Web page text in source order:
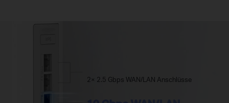
2× 2.5 Gbps WAN/LAN Anschlüsse